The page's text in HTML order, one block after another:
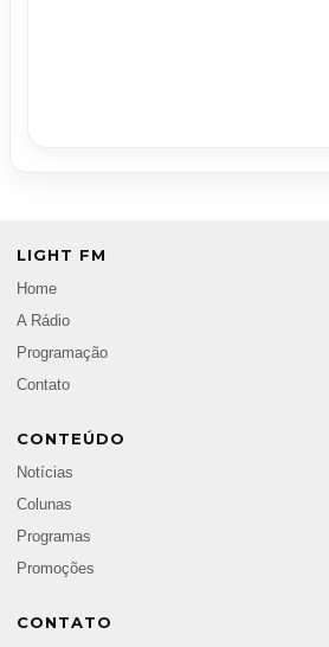
LIGHT FM
Home
A Rádio
Programação
Contato
CONTEÚDO
Notícias
Colunas
Programas
Promoções
CONTATO